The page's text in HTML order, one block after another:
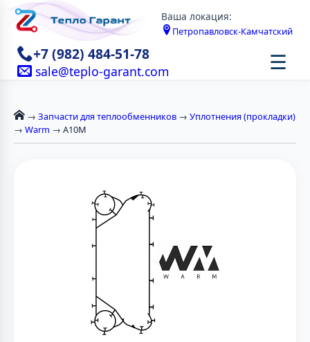
Ваша локация:
Петропавловск-Камчатский
+7 (982) 484-51-78
sale@teplo-garant.com ☰
→ Запчасти для теплообменников → Уплотнения (прокладки)
→ Warm → A10M